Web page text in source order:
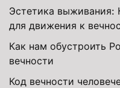
Эстетика выживания:
для движения к
Как нам обустроить
вечности
Код вечности